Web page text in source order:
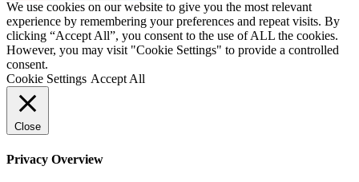
We use cookies on our website to give you the most relevant
experience by remembering your preferences and repeat visits. By
clicking “Accept All”, you consent to the use of ALL the cookies.
However, you may visit "Cookie Settings" to provide a controlled
consent.
Cookie Settings Accept All
Close
Privacy Overview